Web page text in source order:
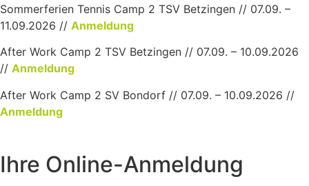
Sommerferien Tennis Camp 2 TSV Betzingen // 07.09. –
11.09.2026 // Anmeldung
After Work Camp 2 TSV Betzingen // 07.09. – 10.09.2026
// Anmeldung
After Work Camp 2 SV Bondorf // 07.09. – 10.09.2026 //
Anmeldung
Ihre Online-Anmeldung